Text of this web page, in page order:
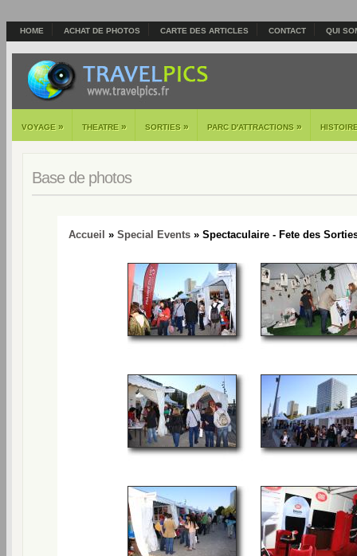
HOME ACHAT DE PHOTOS CARTE DES ARTICLES CONTACT QUI
VOYAGE » THEATRE » SORTIES » PARC D'ATTRACTIONS »
Base de photos
Accueil » Special Events » Spectaculaire - Fete des